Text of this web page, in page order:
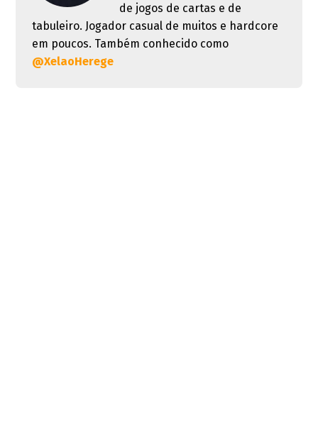
de jogos de cartas e de
tabuleiro. Jogador casual de muitos e hardcore
em poucos. Também conhecido como
@XelaoHerege